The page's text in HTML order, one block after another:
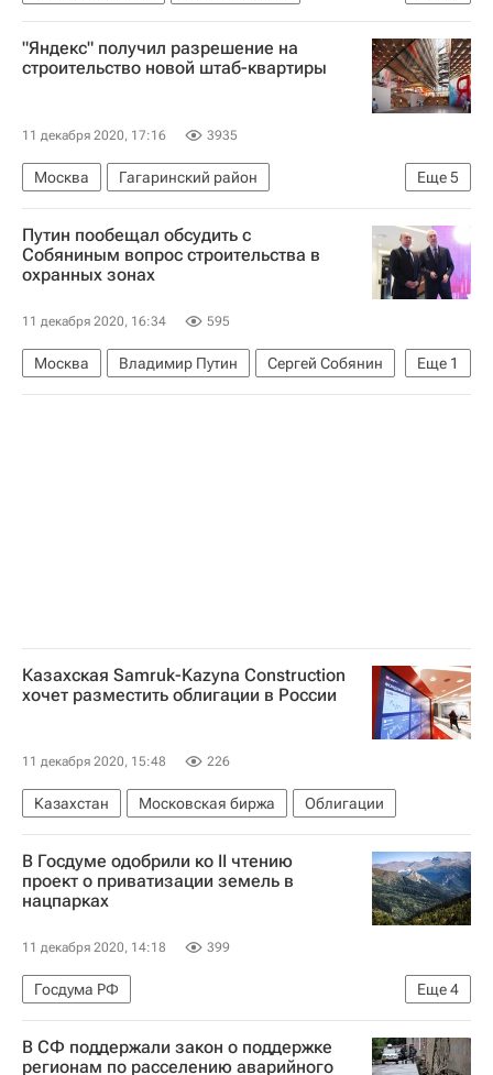
Больницы
"Яндекс" получил разрешение на
строительство новой штаб-квартиры
11 декабря 2020, 17:16 3935
Еще5
Москва
Гагаринский район
Мосгосстройнадзор
MR Group
Строительство
Коммерческая недвижимость
Яндекс
Путин пообещал обсудить с
Собяниным вопрос строительства в
охранных зонах
11 декабря 2020, 16:34 595
Еще 1
Москва Владимир Путин
Сергей Собянин
Архнадзор
Казахская Samruk-Kazyna Construction
хочет разместить облигации в России
11 декабря 2020, 15:48 226
Казахстан Московская биржа Облигации
В Госдуме одобрили ко II чтению
проект о приватизации земель в
нацпарках
11 декабря 2020, 14:18 399
Еще4
Госдума РФ
Министерство природных ресурсов и экологии РФ (Минприроды России)
Николай Николаев (депутат)
В СФ поддержали закон о поддержке
регионам по расселению аварийного